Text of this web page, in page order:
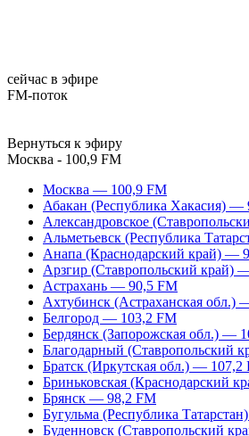
сейчас в эфире
FM-поток
Вернуться к эфиру
Москва - 100,9 FM
Москва — 100,9 FM
Абакан (Республика Хакасия) —
Александровское
Альметьевск (Республика
Анапа (Краснодарский край) —
Арзгир (Ставропольский край)
Астрахань — 90,5 FM
Ахтубинск (Астраханская обл.)
Белгород — 103,2 FM
Бердянск (Запорожская обл.) —
Благодарный (Ставропольский
Братск (Иркутская обл.) — 107,2
Бриньковская (Краснодарский
Брянск — 98,2 FM
Бугульма (Республика
Буденновск (Ставропольский